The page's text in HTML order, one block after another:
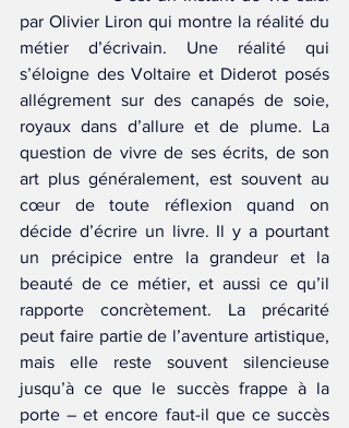
par Olivier Liron qui montre la réalité du
métier d’écrivain. Une réalité qui
s’éloigne des Voltaire et Diderot posés
allégrement sur des canapés de soie,
royaux dans d’allure et de plume. La
question de vivre de ses écrits, de son
art plus généralement, est souvent au
cœur de toute réflexion quand on
décide d’écrire un livre. Il y a pourtant
un précipice entre la grandeur et la
beauté de ce métier, et aussi ce qu’il
rapporte concrètement. La précarité
peut faire partie de l’aventure artistique,
mais elle reste souvent silencieuse
jusqu’à ce que le succès frappe à la
porte – et encore faut-il que ce succès